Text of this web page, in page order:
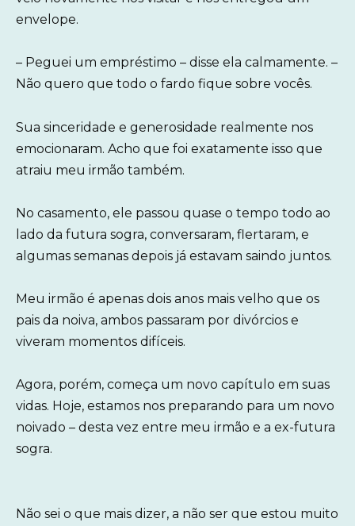
envelope.
– Peguei um empréstimo – disse ela calmamente. –
Não quero que todo o fardo fique sobre vocês.
Sua sinceridade e generosidade realmente nos
emocionaram. Acho que foi exatamente isso que
atraiu meu irmão também.
No casamento, ele passou quase o tempo todo ao
lado da futura sogra, conversaram, flertaram, e
algumas semanas depois já estavam saindo juntos.
Meu irmão é apenas dois anos mais velho que os
pais da noiva, ambos passaram por divórcios e
viveram momentos difíceis.
Agora, porém, começa um novo capítulo em suas
vidas. Hoje, estamos nos preparando para um novo
noivado – desta vez entre meu irmão e a ex-futura
sogra.
Não sei o que mais dizer, a não ser que estou muito